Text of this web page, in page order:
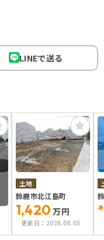
LINEで送る
土地
鈴鹿市北江島町
1,420 万円
更新日： 2026.08.03